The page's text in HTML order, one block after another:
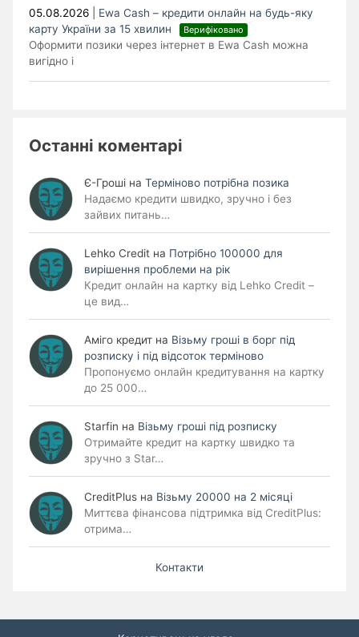
05.08.2026
Ewa Cash – кредити онлайн на будь-яку
карту України за 15 хвилин
Верифіковано
Оформити позики через інтернет в Ewa Cash можна
вигідно і
Останні коментарі
Є-Гроші на Терміново потрібна позика
Надаємо кредити швидко, зручно і без
зайвих питань…
Lehko Сredit на Потрібно 100000 для
вирішення проблеми на рік
Кредит онлайн на картку від Lehko Credit –
це вид…
Аміго кредит на Візьму гроші в борг під
розписку і під відсоток терміново
Пропонуємо онлайн кредитування на картку
до 25 000…
Starfin на Візьму гроші під розписку
Отримайте кредит на картку швидко та
зручно з Star…
CreditPlus на Візьму 20000 на 2 місяці
Миттєва фінансова підтримка від CreditPlus:
отрима…
Контакти